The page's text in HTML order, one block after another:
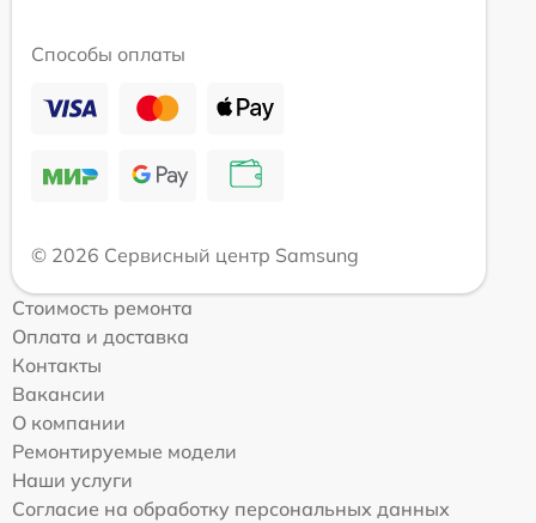
Способы оплаты
© 2026 Сервисный центр Samsung
Стоимость ремонта
Оплата и доставка
Контакты
Вакансии
О компании
Ремонтируемые модели
Наши услуги
Согласие на обработку персональных данных